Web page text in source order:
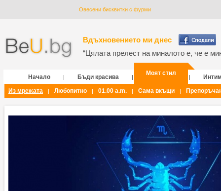
Овесени бисквитки с фурми
Вдъхновението ми днес
“Цялата прелест на миналото е, че е
Начало | Бъди красива |
Моят стил
|
Из мрежата
| Любопитно | 01.00 a.m. | Сама вкъщи |